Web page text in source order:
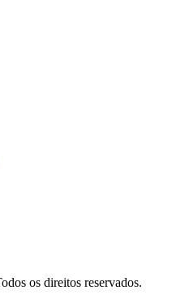
os direitos reservados.